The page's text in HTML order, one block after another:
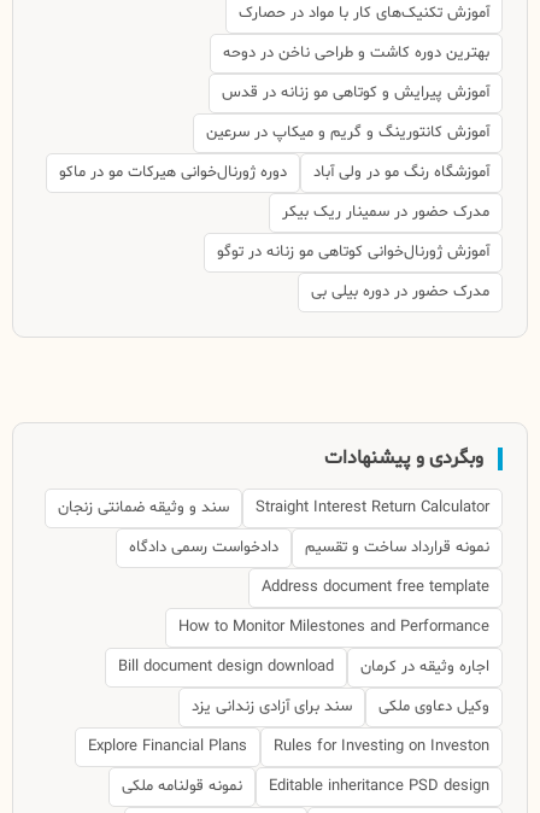
آموزش تکنیک‌های کار با مواد در حصارک
بهترین دوره کاشت و طراحی ناخن در دوحه
آموزش پیرایش و کوتاهی مو زنانه در قدس
آموزش کانتورینگ و گریم و میکاپ در سرعین
آموزشگاه رنگ مو در ولی آباد
دوره ژورنال‌خوانی هیرکات مو در ماکو
مدرک حضور در سمینار ریک بیکر
آموزش ژورنال‌خوانی کوتاهی مو زنانه در توگو
مدرک حضور در دوره بیلی بی
وبگردی و پیشنهادات
Straight Interest Return Calculator
سند و وثیقه ضمانتی زنجان
نمونه قرارداد ساخت و تقسیم
دادخواست رسمی دادگاه
Address document free template
How to Monitor Milestones and Performance
اجاره وثیقه در کرمان
Bill document design download
وکیل دعاوی ملکی
سند برای آزادی زندانی یزد
Rules for Investing on Investon
Explore Financial Plans
Editable inheritance PSD design
نمونه قولنامه ملکی